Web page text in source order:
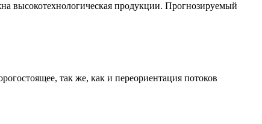
высокотехнологическая продукции. Прогнозируемый
так же, как и переориентация потоков